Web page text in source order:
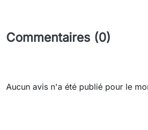
Commentaires (0)
Aucun avis n'a été publié pour le